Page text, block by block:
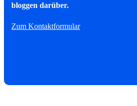
bloggen darüber.
Zum Kontaktformular